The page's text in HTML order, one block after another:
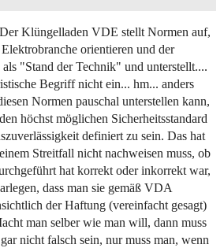
Klüngelladen VDE stellt Normen auf,
orientieren und der
als "Stand der Technik" und unterstellt....
Begriff nicht ein... hm... anders
Normen pauschal unterstellen kann,
höchst möglichen Sicherheitsstandard
definiert zu sein. Das hat
Streitfall nicht nachweisen muss, ob
hat korrekt oder inkorrekt war,
dass man sie gemäß VDA
der Haftung (vereinfacht gesagt)
man selber wie man will, dann muss
nicht falsch sein, nur muss man, wenn